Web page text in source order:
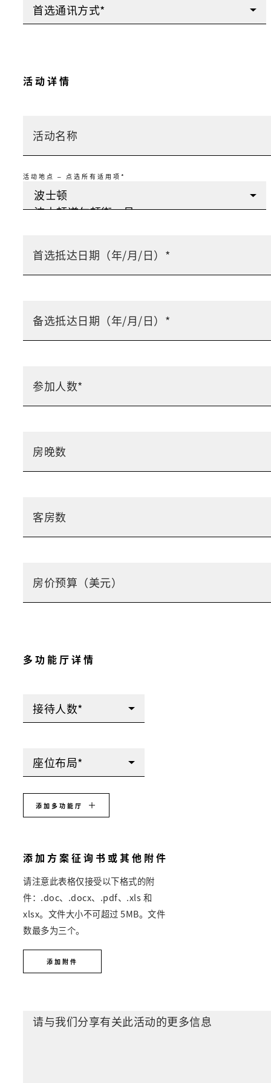
首选通讯方式*
活动详情
活动地点 – 点选所有适用项*
多功能厅详情
接待人数*
座位布局*
添加多功能厅
添加方案征询书或其他附件
请注意此表格仅接受以下格式的附
件：.doc、.docx、.pdf、.xls 和
xlsx。文件大小不可超过 5MB。文件
数最多为三个。
添加附件